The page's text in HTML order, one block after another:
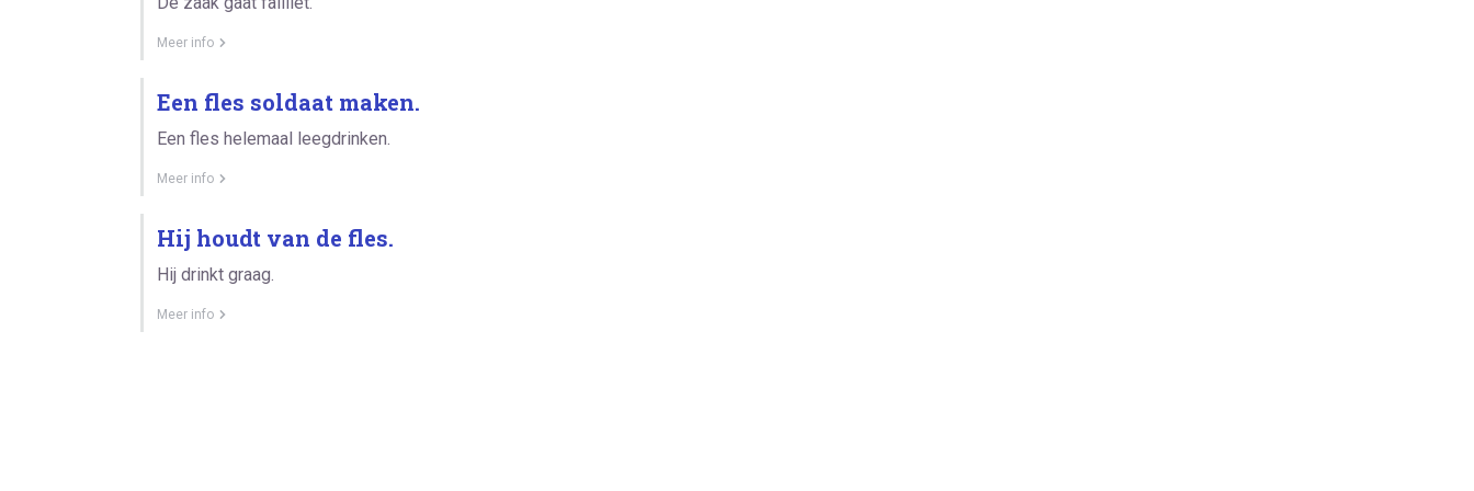
Meer info
Een fles soldaat maken.
Een fles helemaal leegdrinken.
Meer info
Hij houdt van de fles.
Hij drinkt graag.
Meer info